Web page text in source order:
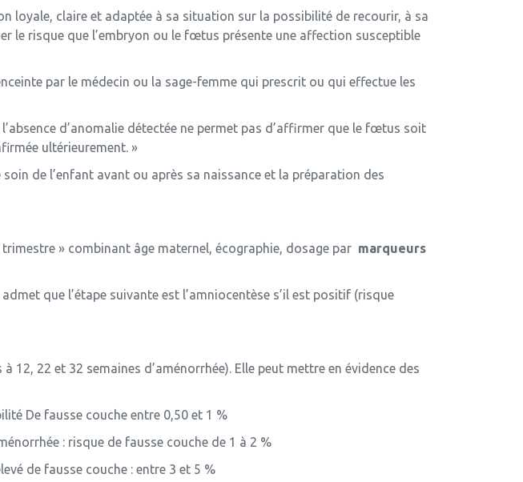
loyale, claire et adaptée à sa situation sur la possibilité de recourir, à sa
le risque que l’embryon ou le fœtus présente une affection susceptible
par le médecin ou la sage-femme qui prescrit ou qui effectue les
d’anomalie détectée ne permet pas d’affirmer que le fœtus soit
ultérieurement. »
de l’enfant avant ou après sa naissance et la préparation des
» combinant âge maternel, écographie, dosage par marqueurs
que l’étape suivante est l’amniocentèse s’il est positif (risque
12, 22 et 32 semaines d’aménorrhée). Elle peut mettre en évidence des
De fausse couche entre 0,50 et 1 %
: risque de fausse couche de 1 à 2 %
de fausse couche : entre 3 et 5 %